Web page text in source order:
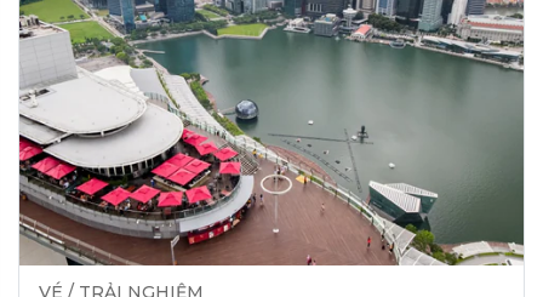
VÉ / TRẢI NGHIỆM